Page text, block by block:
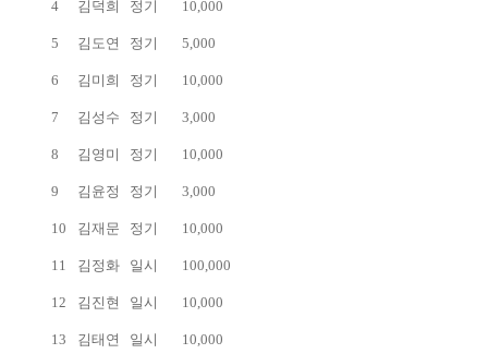
4 김덕희 정기 10,000
5 김도연 정기 5,000
6 김미희 정기 10,000
7 김성수 정기 3,000
8 김영미 정기 10,000
9 김윤정 정기 3,000
10 김재문 정기 10,000
11 김정화 일시 100,000
12 김진현 일시 10,000
13 김태연 일시 10,000